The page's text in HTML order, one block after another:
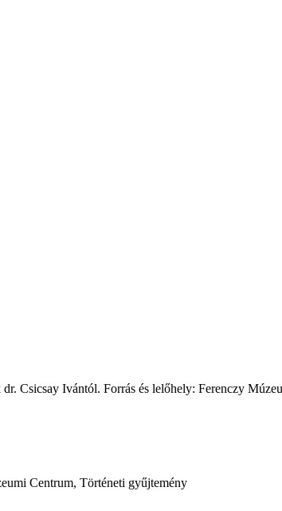
Csicsay Ivántól. Forrás és lelőhely: Ferenczy
Centrum, Történeti gyűjtemény